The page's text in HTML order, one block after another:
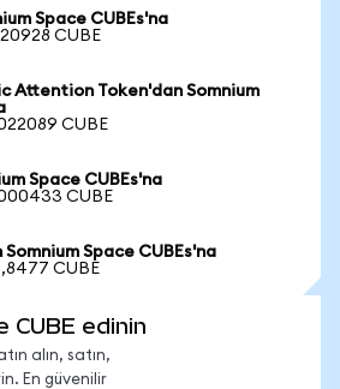
Space CUBEs'na
CUBE
Attention Token'dan Somnium
CUBE
Space CUBEs'na
CUBE
Space CUBEs'na
CUBE
CUBE edinin
alın, satın,
En güvenilir